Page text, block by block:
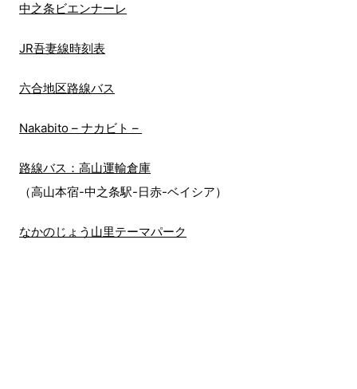
中之条ビエンナーレ
JR吾妻線時刻表
六合地区路線バス
Nakabito – ナカビト –
路線バス：高山運輸倉庫
（高山本宿-中之条駅-日赤-ベイシア）
なかのじょう山里テーマパーク